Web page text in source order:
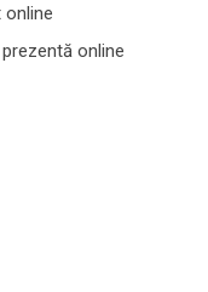
online
online